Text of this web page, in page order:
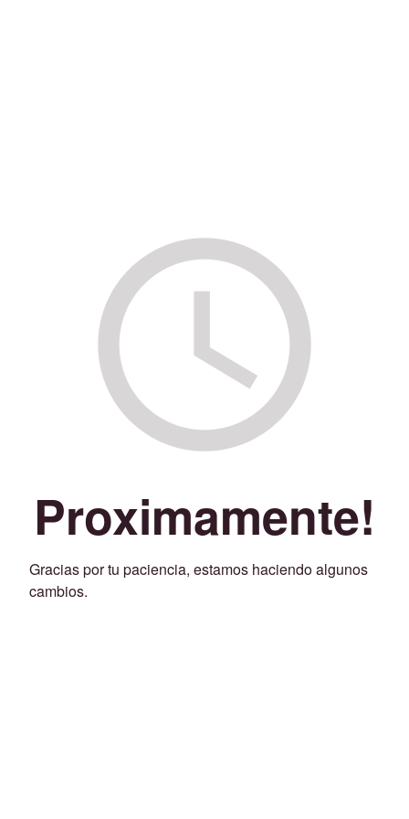
Proximamente!
Gracias por tu paciencia, estamos haciendo algunos
cambios.